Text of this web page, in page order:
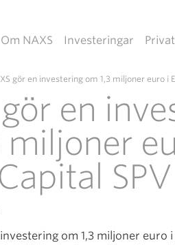
Om NAXS Investeringar
gör en investering om 1,3 miljoner euro i
en
miljoner
om 1,3 miljoner euro i